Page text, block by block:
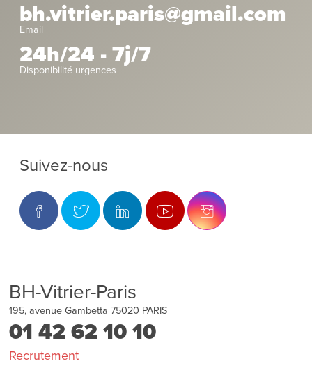
bh.vitrier.paris@gmail.com
Email
24h/24 - 7j/7
Disponibilité urgences
Suivez-nous
BH-Vitrier-Paris
195, avenue Gambetta 75020 PARIS
01 42 62 10 10
Recrutement